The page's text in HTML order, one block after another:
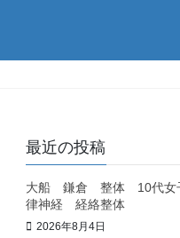
最近の投稿
大船 鎌倉 整体 10代女
律神経 経絡整体
2026年8月4日